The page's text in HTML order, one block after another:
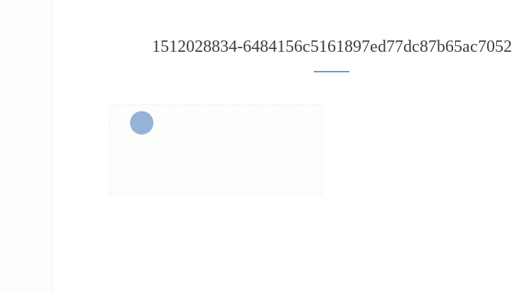
1512028834-6484156c5161897ed77dc87b65ac7052